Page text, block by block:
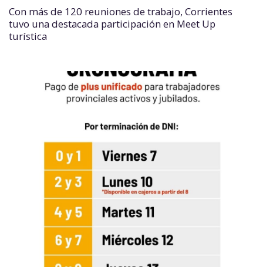
Con más de 120 reuniones de trabajo, Corrientes
tuvo una destacada participación en Meet Up
turística